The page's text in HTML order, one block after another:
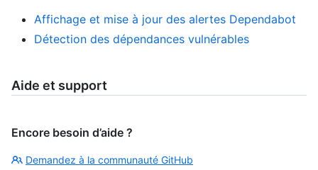
Affichage et mise à jour des alertes Dependabot
Détection des dépendances vulnérables
Aide et support
Encore besoin d’aide ?
Demandez à la communauté GitHub